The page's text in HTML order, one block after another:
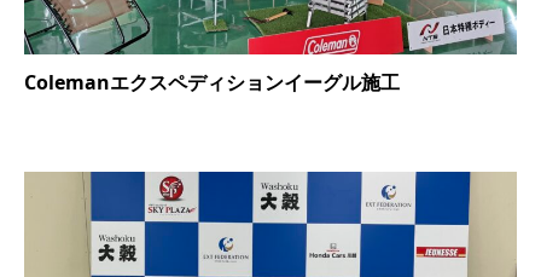
Colemanエクスペディションイーグル施工